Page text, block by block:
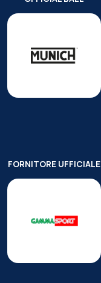
FORNITORE UFFICIALE